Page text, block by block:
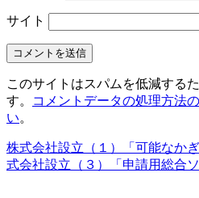
サイト
このサイトはスパムを低減する
す。
コメントデータの処理方法
い。
株式会社設立（１）「可能なか
式会社設立（３）「申請用総合